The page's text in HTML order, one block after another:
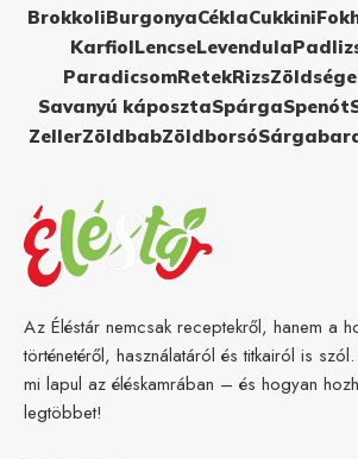
BrokkoliBurgonyaCéklaCukkini
KarfiolLencseLevendula
ParadicsomRetekRizs
Savanyú káposztaSpárgaSpenót
ZellerZöldbabZöldborsó
Az Éléstár nemcsak receptekről, hanem a
történetéről, használatáról és titkairól is
mi lapul az éléskamrában – és hogyan
legtöbbet!